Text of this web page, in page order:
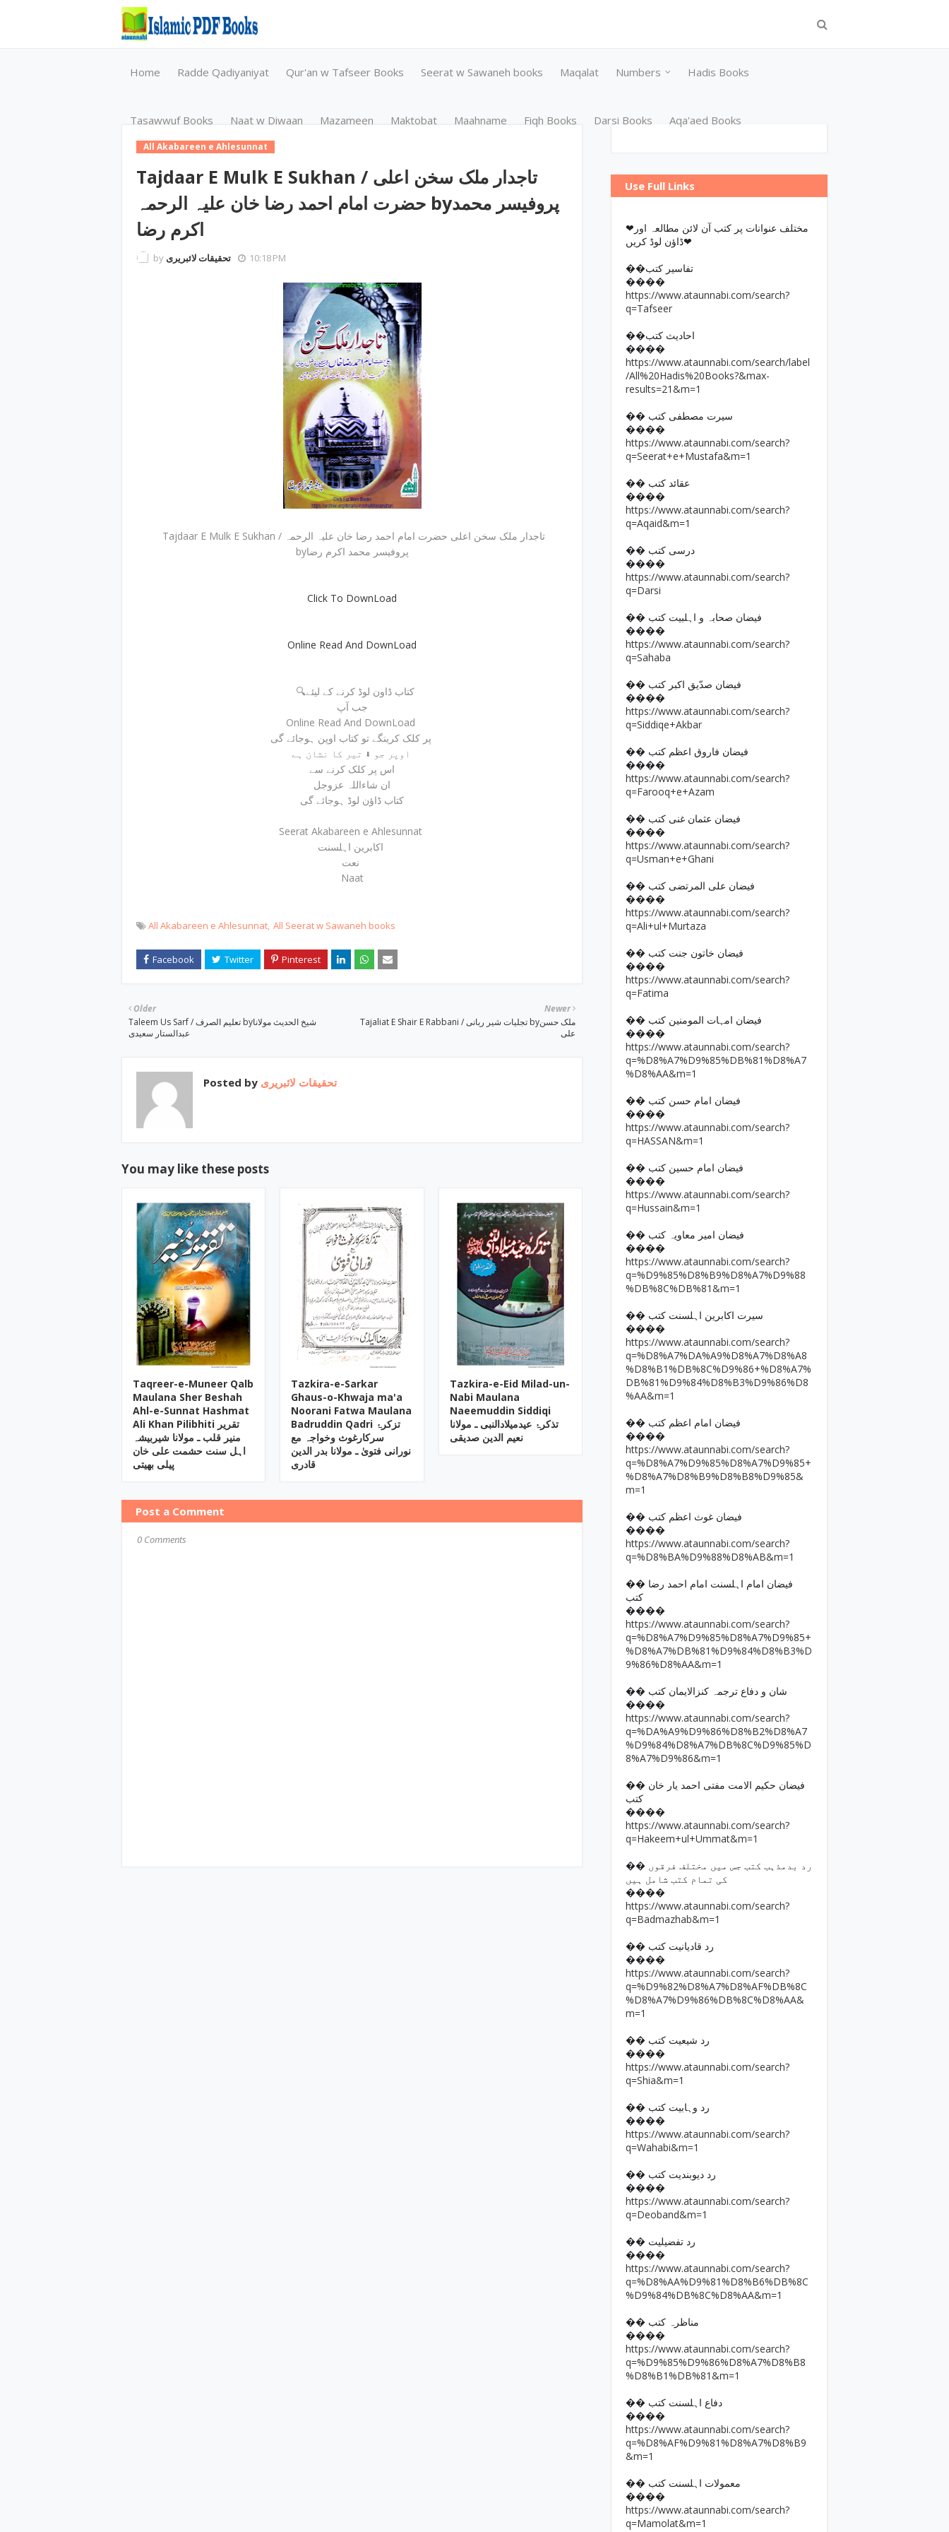
Home Radde Qadiyaniyat Qur'an w Tafseer Books Seerat w Sawaneh books Maqalat Numbers Hadis Books
Tasawwuf Books Naat w Diwaan Mazameen Maktobat Maahname Fiqh Books Darsi Books Aqa'aed Books
All Akabareen e Ahlesunnat
Tajdaar E Mulk E Sukhan / تاجدار ملک سخن اعلی
حضرت امام احمد رضا خان علیہ الرحمہ byپروفیسر محمد
اکرم رضا
by تحقیقات لائبریری 10:18 PM
Tajdaar E Mulk E Sukhan / تاجدار ملک سخن اعلی حضرت امام احمد رضا خان علیہ الرحمہ
byپروفیسر محمد اکرم رضا
Click To DownLoad
Online Read And DownLoad
🔍کتاب ڈاون لوڈ کرنے کے لیئے
جب آپ
Online Read And DownLoad
اس پر کلک کرنے سے
ان شاءاللہ عزوجل
کتاب ڈاؤن لوڈ ہوجائے گی
Seerat Akabareen e Ahlesunnat
Naat
All Akabareen e Ahlesunnat All Seerat w Sawaneh books
Newer
Tajaliat E Shair E Rabbani / تجلیات شیر ربانی byملک حسن
علی
Older
Taleem Us Sarf / تعلیم الصرف byشیخ الحدیث مولانا
عبدالستار سعیدی
Posted by تحقیقات لائبریری
You may like these posts
Taqreer-e-Muneer Qalb
Maulana Sher Beshah
Ahl-e-Sunnat Hashmat
Ali Khan Pilibhiti تقریر
منیر قلب ـ مولانا شیربیشہ
اہل سنت حشمت علی خان
پیلی بھیتی
Tazkira-e-Sarkar
Ghaus-o-Khwaja ma'a
Noorani Fatwa Maulana
Badruddin Qadri تزکرۂ
سرکارغوث وخواجہ مع
نورانی فتویٰ ـ مولانا بدر الدین
قادری
Tazkira-e-Eid Milad-un-
Nabi Maulana
Naeemuddin Siddiqi
تذکرۂ عیدمیلادالنبی ـ مولانا
نعیم الدین صدیقی
Post a Comment
0 Comments
Use Full Links
❤مختلف عنوانات پر کتب آن لائن مطالعہ اور
ڈاؤن لوڈ کریں❤
��تفاسیر کتب
����
https://www.ataunnabi.com/search?
q=Tafseer
��احادیث کتب
����
https://www.ataunnabi.com/search/label
/All%20Hadis%20Books?&max-
results=21&m=1
�� سیرت مصطفی کتب
����
https://www.ataunnabi.com/search?
q=Seerat+e+Mustafa&m=1
�� عقائد کتب
����
https://www.ataunnabi.com/search?
q=Aqaid&m=1
�� درسی کتب
����
https://www.ataunnabi.com/search?
q=Darsi
�� فیضان صحابہ و اہلبیت کتب
����
https://www.ataunnabi.com/search?
q=Sahaba
�� فیضان صدّیق اکبر کتب
����
https://www.ataunnabi.com/search?
q=Siddiqe+Akbar
�� فیضان فاروق اعظم کتب
����
https://www.ataunnabi.com/search?
q=Farooq+e+Azam
�� فیضان عثمان غنی کتب
����
https://www.ataunnabi.com/search?
q=Usman+e+Ghani
�� فیضان علی المرتضی کتب
����
https://www.ataunnabi.com/search?
q=Ali+ul+Murtaza
�� فیضان خاتون جنت کتب
����
https://www.ataunnabi.com/search?
q=Fatima
�� فیضان امہات المومنین کتب
����
https://www.ataunnabi.com/search?
q=%D8%A7%D9%85%DB%81%D8%A7
%D8%AA&m=1
�� فیضان امام حسن کتب
����
https://www.ataunnabi.com/search?
q=HASSAN&m=1
�� فیضان امام حسین کتب
����
https://www.ataunnabi.com/search?
q=Hussain&m=1
�� فیضان امیر معاویہ کتب
����
https://www.ataunnabi.com/search?
q=%D9%85%D8%B9%D8%A7%D9%88
%DB%8C%DB%81&m=1
�� سیرت اکابرین اہلسنت کتب
����
https://www.ataunnabi.com/search?
q=%D8%A7%DA%A9%D8%A7%D8%A8
%D8%B1%DB%8C%D9%86+%D8%A7%
DB%81%D9%84%D8%B3%D9%86%D8
%AA&m=1
�� فیضان امام اعظم کتب
����
https://www.ataunnabi.com/search?
q=%D8%A7%D9%85%D8%A7%D9%85+
%D8%A7%D8%B9%D8%B8%D9%85&
m=1
�� فیضان غوث اعظم کتب
����
https://www.ataunnabi.com/search?
q=%D8%BA%D9%88%D8%AB&m=1
�� فیضان امام اہلسنت امام احمد رضا
کتب
����
https://www.ataunnabi.com/search?
q=%D8%A7%D9%85%D8%A7%D9%85+
%D8%A7%DB%81%D9%84%D8%B3%D
9%86%D8%AA&m=1
�� شان و دفاع ترجمہ کنزالایمان کتب
����
https://www.ataunnabi.com/search?
q=%DA%A9%D9%86%D8%B2%D8%A7
%D9%84%D8%A7%DB%8C%D9%85%D
8%A7%D9%86&m=1
�� فیضان حکیم الامت مفتی احمد یار خان
کتب
����
https://www.ataunnabi.com/search?
q=Hakeem+ul+Ummat&m=1
�� رد بدمذہب کتب جس میں مختلف فرقوں
کی تمام کتب شامل ہیں
����
https://www.ataunnabi.com/search?
q=Badmazhab&m=1
�� رد قادیانیت کتب
����
https://www.ataunnabi.com/search?
q=%D9%82%D8%A7%D8%AF%DB%8C
%D8%A7%D9%86%DB%8C%D8%AA&
m=1
�� رد شیعیت کتب
����
https://www.ataunnabi.com/search?
q=Shia&m=1
�� رد وہابیت کتب
����
https://www.ataunnabi.com/search?
q=Wahabi&m=1
�� رد دیوبندیت کتب
����
https://www.ataunnabi.com/search?
q=Deoband&m=1
�� رد تفضیلیت
����
https://www.ataunnabi.com/search?
q=%D8%AA%D9%81%D8%B6%DB%8C
%D9%84%DB%8C%D8%AA&m=1
�� مناظرہ کتب
����
https://www.ataunnabi.com/search?
q=%D9%85%D9%86%D8%A7%D8%B8
%D8%B1%DB%81&m=1
�� دفاع اہلسنت کتب
����
https://www.ataunnabi.com/search?
q=%D8%AF%D9%81%D8%A7%D8%B9
&m=1
�� معمولات اہلسنت کتب
����
https://www.ataunnabi.com/search?
q=Mamolat&m=1